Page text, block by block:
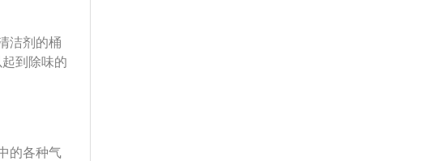
3、影响
，会导致
在车窗外
辆停放在
味的消
具有很清
也是不错
载空气净
洁剂的桶
到除味的
打开进行
；5、臭氧
和动物致
的各种气